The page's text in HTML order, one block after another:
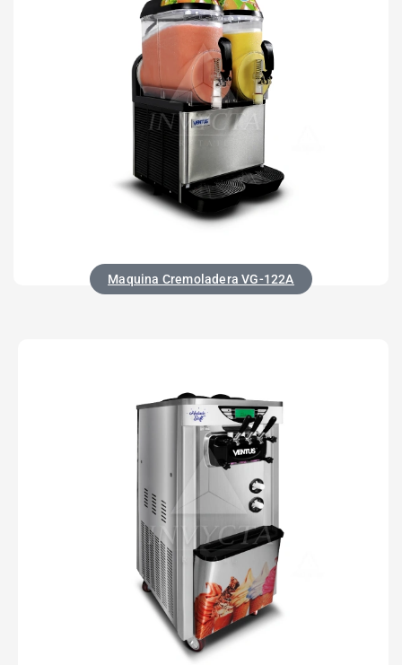
Maquina Cremoladera VG-122A